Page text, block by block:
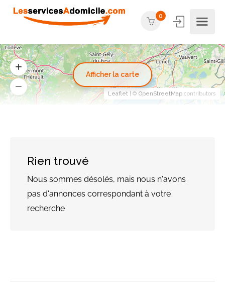
0
Rien trouvé
Nous sommes désolés, mais nous n'avons
pas d'annonces correspondant à votre
recherche
Leaflet | © OpenStreetMap contributors
Afficher la carte